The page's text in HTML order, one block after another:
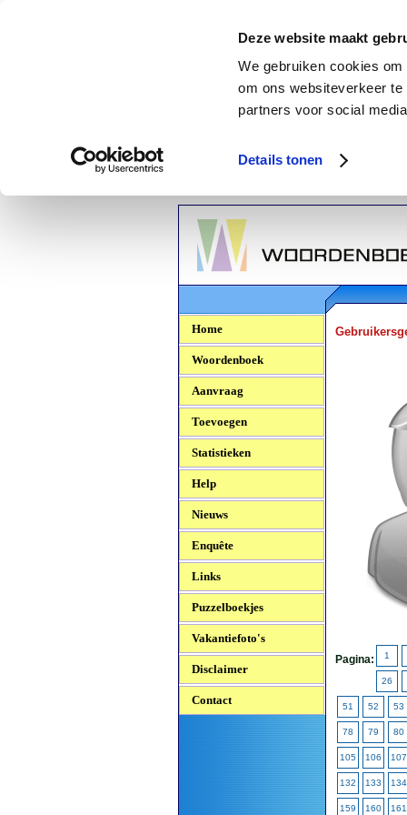
Deze website maakt
We gebruiken cookies
om ons websiteverkeer
partners voor social
Details tonen
Woordenboek.NU
Home
Woordenboek
Aanvraag
Toevoegen
Statistieken
Help
Nieuws
Enquête
Links
Puzzelboekjes
Vakantiefoto's
Disclaimer
Contact
Pagina: 1
26
51 52 53
78 79 80
105 106 107
132 133 134
159 160 161